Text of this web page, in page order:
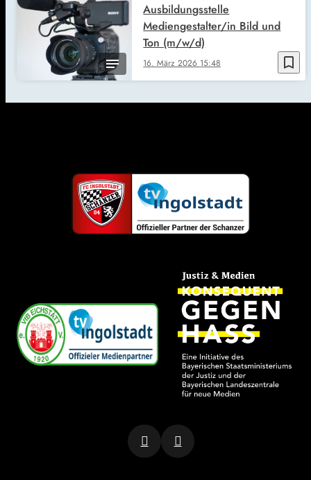
bookmark_border
16. März 2026 15:48
Ausbildungsstelle
Mediengestalter/in Bild und
Ton (m/w/d)